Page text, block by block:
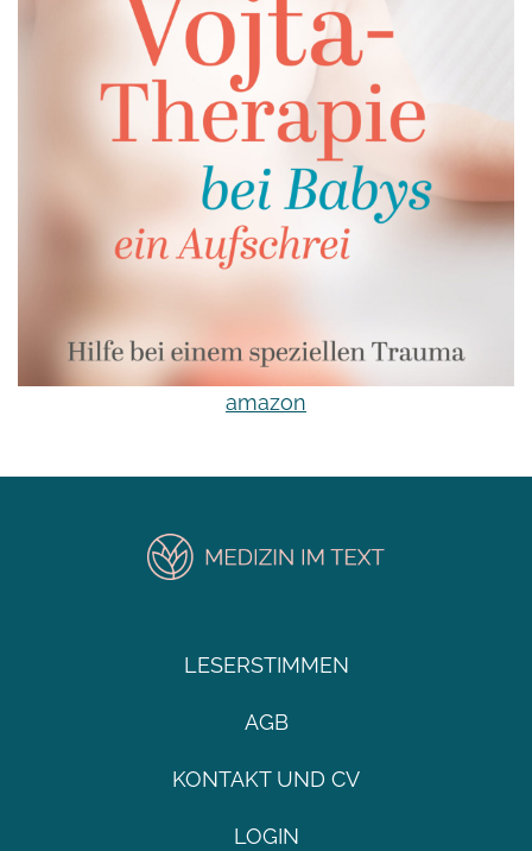
amazon
LESERSTIMMEN
AGB
KONTAKT UND CV
LOGIN